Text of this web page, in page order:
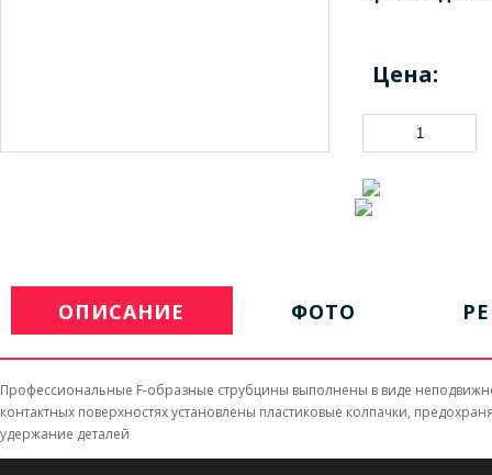
Цена:
ОПИСАНИЕ ФОТО
Профессиональные F-образные струбцины выполнены в виде
контактных поверхностях установлены пластиковые колпачки,
удержание деталей